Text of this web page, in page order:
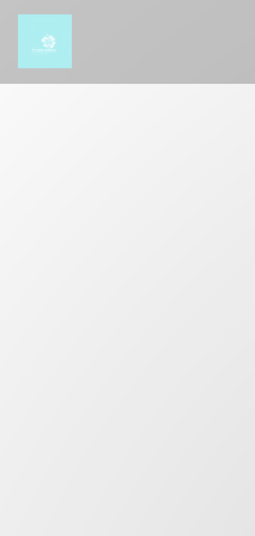
Panel pro správu cookies